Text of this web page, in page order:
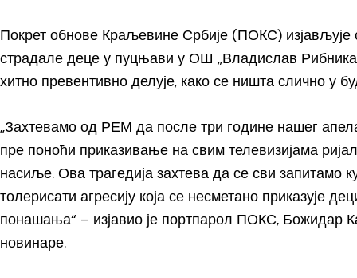
Покрет обнове Краљевине Србије (ПОКС)
страдале деце у пуцњави у ОШ „Владислав
хитно превентивно делује, како се ништа слично у
„Захтевамо од РЕМ да после три године нашег
пре поноћи приказивање на свим телевизијама
насиље. Ова трагедија захтева да се сви
толерисати агресију која се несметано приказује
понашања“ – изјавио је портпарол ПОКС, Божидар
новинаре.